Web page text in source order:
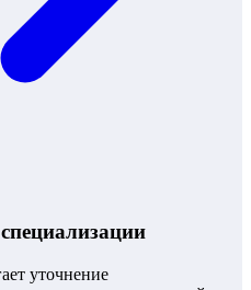
уточнение